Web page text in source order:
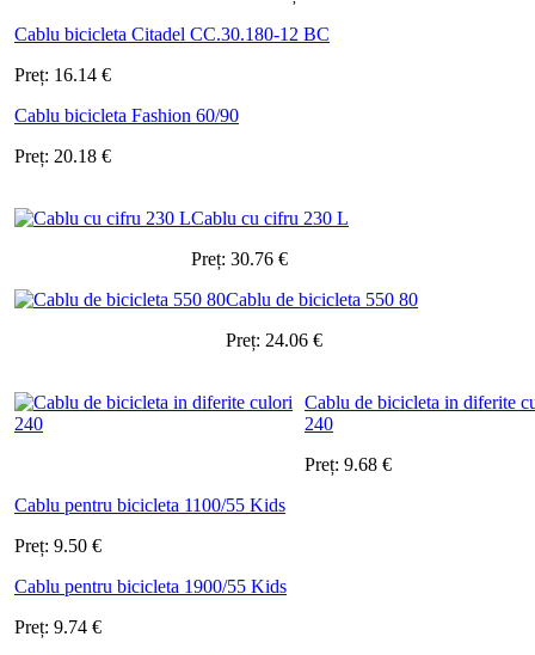
Cablu bicicleta Citadel CC.30.180-12 BC
Preț: 16.14 €
Cablu bicicleta Fashion 60/90
Preț: 20.18 €
Cablu cu cifru 230 L
Preț: 30.76 €
Cablu de bicicleta 550 80
Preț: 24.06 €
Cablu de bicicleta in diferite
240
Preț: 9.68 €
Cablu pentru bicicleta 1100/55 Kids
Preț: 9.50 €
Cablu pentru bicicleta 1900/55 Kids
Preț: 9.74 €